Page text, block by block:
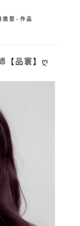
造型-作品
【品寰】ღ